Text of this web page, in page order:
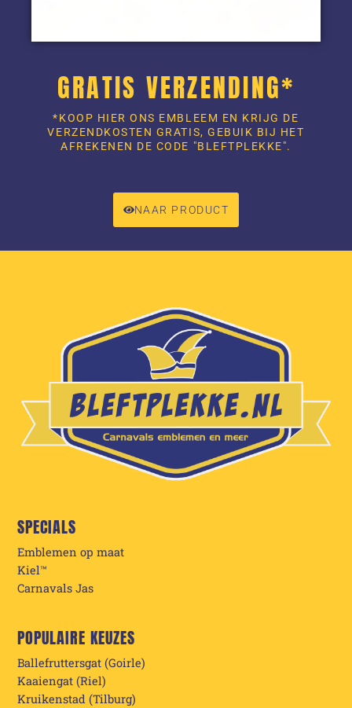
GRATIS VERZENDING*
*KOOP HIER ONS EMBLEEM EN KRIJG DE
VERZENDKOSTEN GRATIS, GEBUIK BIJ HET
AFREKENEN DE CODE "BLEFTPLEKKE".
NAAR PRODUCT
SPECIALS
Emblemen op maat
Kiel™
Carnavals Jas
POPULAIRE KEUZES
Ballefruttersgat (Goirle)
Kaaiengat (Riel)
Kruikenstad (Tilburg)